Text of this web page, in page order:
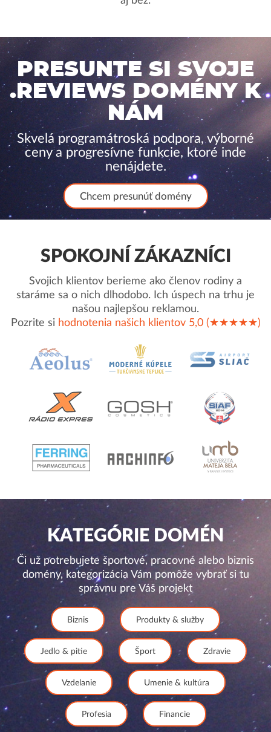
PRESUNTE SI SVOJE
.REVIEWS DOMÉNY K
NÁM
Skvelá programátroská podpora, výborné
ceny a progresívne funkcie, ktoré inde
nenájdete.
Chcem presunúť domény
SPOKOJNÍ ZÁKAZNÍCI
Svojich klientov berieme ako členov rodiny a
staráme sa o nich dlhodobo. Ich úspech na trhu je
našou najlepšou reklamou.
Pozrite si hodnotenia našich klientov 5,0 (★★★★★)
KATEGÓRIE DOMÉN
Či už potrebujete športové, pracovné alebo biznis
domény, kategorizácia Vám pomôže vybrať si tu
správnu pre Váš projekt
Biznis Produkty & služby
Jedlo & pitie Šport Zdravie
Vzdelanie Umenie & kultúra
Profesia Financie